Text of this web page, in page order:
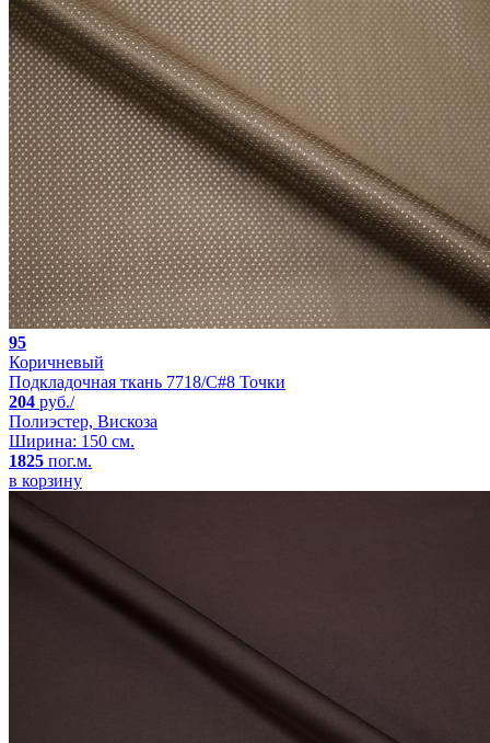
95
Коричневый
Подкладочная ткань 7718/C#8 Точки
204 руб./
Полиэстер, Вискоза
Ширина: 150 см.
1825 пог.м.
в корзину